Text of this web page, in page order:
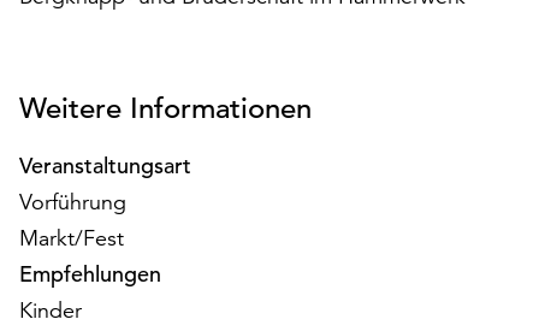
um
Cookies
zu
akzeptieren.
Sie
können
Ihr
Weitere Informationen
Veranstaltungsart
Vorführung
Markt/Fest
Empfehlungen
Kinder